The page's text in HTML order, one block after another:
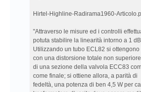
Highline
Hirtel-Highline-Radirama1960-
"Attraverso le misure ed i controlli
potuta stabilire la linearità intorno a 1
Utilizzando un tubo ECL82 si
con una distorsione totale non superiore
di una sezione della valvola ECC83
come finale; si ottiene allora, a parità di
fedeltà, una potenza di ben 4,5 W per